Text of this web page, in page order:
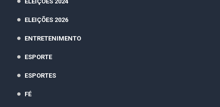
ELEIÇÕES 2026
ENTRETENIMENTO
ESPORTE
ESPORTES
FÉ